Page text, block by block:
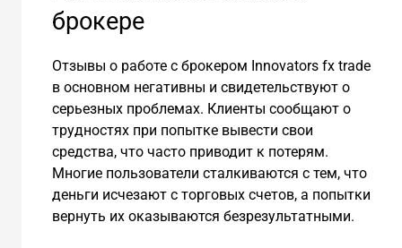
брокере
Отзывы о работе с брокером Innovators fx trade
в основном негативны и свидетельствуют о
серьезных проблемах. Клиенты сообщают о
трудностях при попытке вывести свои
средства, что часто приводит к потерям.
Многие пользователи сталкиваются с тем, что
деньги исчезают с торговых счетов, а попытки
вернуть их оказываются безрезультатными.